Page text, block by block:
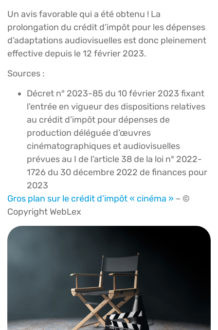
Un avis favorable qui a été obtenu ! La
prolongation du crédit d’impôt pour les dépenses
d’adaptations audiovisuelles est donc pleinement
effective depuis le 12 février 2023.
Sources :
Décret n° 2023-85 du 10 février 2023 fixant
l’entrée en vigueur des dispositions relatives
au crédit d’impôt pour dépenses de
production déléguée d’œuvres
cinématographiques et audiovisuelles
prévues au I de l’article 38 de la loi n° 2022-
1726 du 30 décembre 2022 de finances pour
2023
Gros plan sur le crédit d’impôt « cinéma » – ©
Copyright WebLex